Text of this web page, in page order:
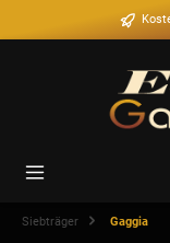
Siebträger Gaggia